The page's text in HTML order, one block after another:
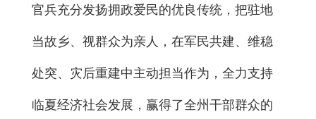
官兵充分发扬拥政爱民的优良传统，把驻地
当故乡、视群众为亲人，在军民共建、维稳
处突、灾后重建中主动担当作为，全力支持
临夏经济社会发展，赢得了全州干部群众的